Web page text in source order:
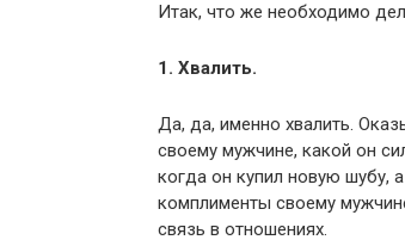
Итак, что же необходимо
1. Хвалить.
Да, да, именно хвалить.
своему мужчине, какой он
когда он купил новую шубу,
комплименты своему
связь в отношениях.